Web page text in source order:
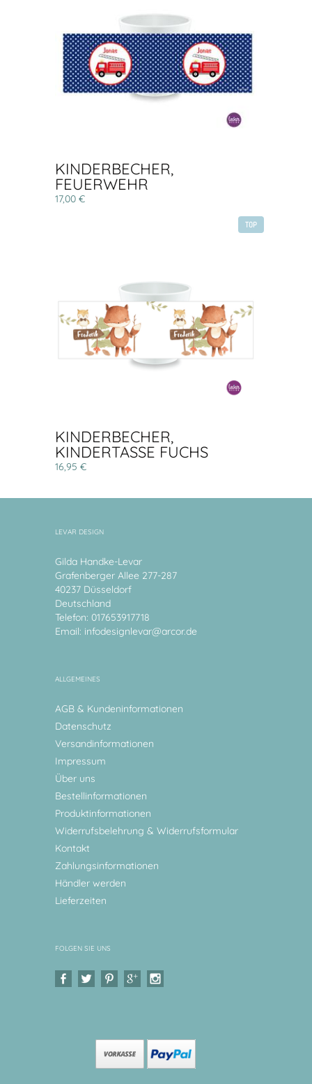
KINDERBECHER,
FEUERWEHR
17,00 €
TOP
KINDERBECHER,
KINDERTASSE FUCHS
16,95 €
LEVAR DESIGN
Gilda Handke-Levar
Grafenberger Allee 277-287
40237 Düsseldorf
Deutschland
Telefon: 017653917718
Email: infodesignlevar@arcor.de
ALLGEMEINES
AGB & Kundeninformationen
Datenschutz
Versandinformationen
Impressum
Über uns
Bestellinformationen
Produktinformationen
Widerrufsbelehrung & Widerrufsformular
Kontakt
Zahlungsinformationen
Händler werden
Lieferzeiten
FOLGEN SIE UNS